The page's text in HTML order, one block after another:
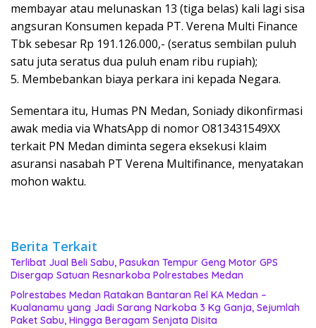
membayar atau melunaskan 13 (tiga belas) kali lagi sisa
angsuran Konsumen kepada PT. Verena Multi Finance
Tbk sebesar Rp 191.126.000,- (seratus sembilan puluh
satu juta seratus dua puluh enam ribu rupiah);
5. Membebankan biaya perkara ini kepada Negara.
Sementara itu, Humas PN Medan, Soniady dikonfirmasi
awak media via WhatsApp di nomor O813431549XX
terkait PN Medan diminta segera eksekusi klaim
asuransi nasabah PT Verena Multifinance, menyatakan
mohon waktu.
Berita Terkait
Terlibat Jual Beli Sabu, Pasukan Tempur Geng Motor GPS
Disergap Satuan Resnarkoba Polrestabes Medan
Polrestabes Medan Ratakan Bantaran Rel KA Medan –
Kualanamu yang Jadi Sarang Narkoba 3 Kg Ganja, Sejumlah
Paket Sabu, Hingga Beragam Senjata Disita